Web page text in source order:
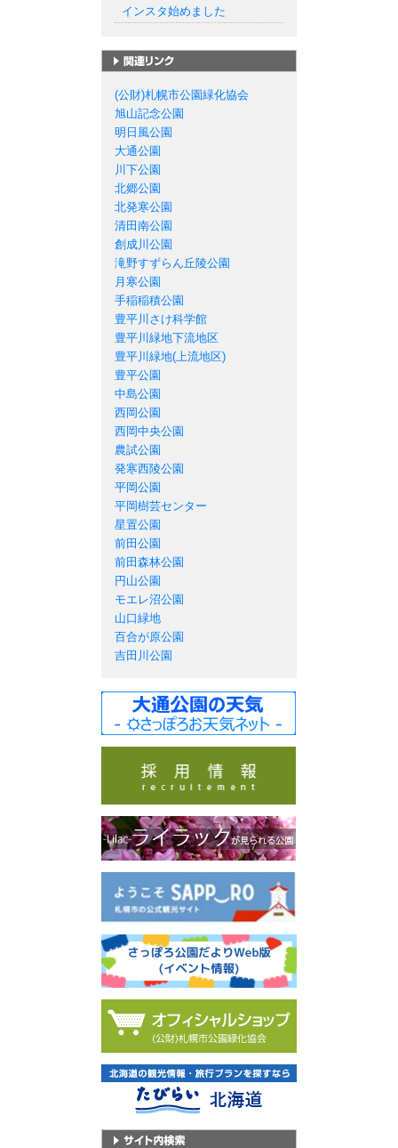
インスタ始めました
(公財)札幌市公園緑化協会
旭山記念公園
明日風公園
大通公園
川下公園
北郷公園
北発寒公園
清田南公園
創成川公園
滝野すずらん丘陵公園
月寒公園
手稲稲積公園
豊平川さけ科学館
豊平川緑地下流地区
豊平川緑地(上流地区)
豊平公園
中島公園
西岡公園
西岡中央公園
農試公園
発寒西陵公園
平岡公園
平岡樹芸センター
星置公園
前田公園
前田森林公園
円山公園
モエレ沼公園
山口緑地
百合が原公園
吉田川公園